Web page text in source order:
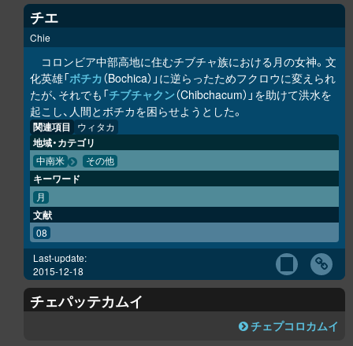
チエ
Chie
コロンビア中部高地に住むチブチャ族における月の女神。文
化英雄「ボチカ（Bochica）」に逆らったためフクロウに変えられ
たが、それでも「チブチャクン（Chibchacum）」を助けて洪水を
起こし、人間とボチカを困らせようとした。
関連項目 ウィタカ
地域・カテゴリ
中南米 その他
キーワード
月
文献
08
Last-update:
2015-12-18
チェパッテカムイ
チェプコ ロカムイ